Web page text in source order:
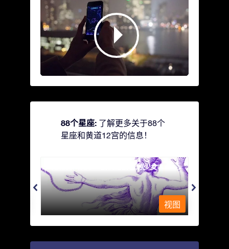
88个星座: 了解更多关于88个
星座和黄道12宫的信息！
Andromeda - 被铁链锁着的少女
视图